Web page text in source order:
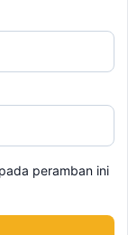
peramban ini